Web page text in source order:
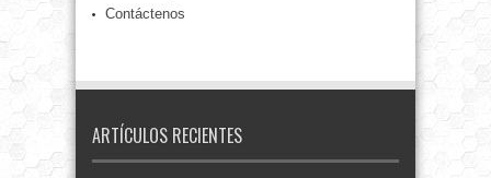
Contáctenos
ARTÍCULOS RECIENTES